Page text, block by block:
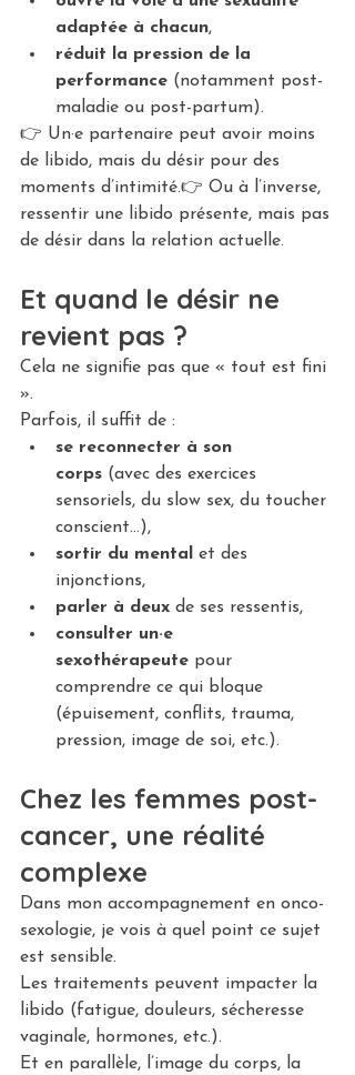
adaptée à chacun,
réduit la pression de la
performance (notamment post-
maladie ou post-partum).
👉 Un·e partenaire peut avoir moins
de libido, mais du désir pour des
moments d’intimité.👉 Ou à l’inverse,
ressentir une libido présente, mais pas
de désir dans la relation actuelle.
Et quand le désir ne
revient pas ?
Cela ne signifie pas que « tout est fini
».
Parfois, il suffit de :
se reconnecter à son
corps (avec des exercices
sensoriels, du slow sex, du toucher
conscient…),
sortir du mental et des
injonctions,
parler à deux de ses ressentis,
consulter un·e
sexothérapeute pour
comprendre ce qui bloque
(épuisement, conflits, trauma,
pression, image de soi, etc.).
Chez les femmes post-
cancer, une réalité
complexe
Dans mon accompagnement en onco-
sexologie, je vois à quel point ce sujet
est sensible.
Les traitements peuvent impacter la
libido (fatigue, douleurs, sécheresse
vaginale, hormones, etc.).
Et en parallèle, l’image du corps, la